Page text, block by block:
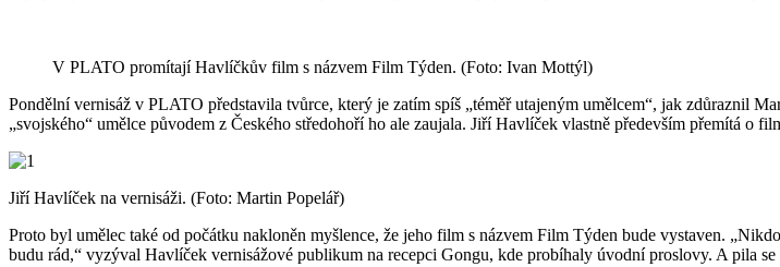
V PLATO promítají Havlíčkův film s názvem Film Týden. (Foto: Ivan Mottýl)
Pondělní vernisáž v PLATO představila tvůrce, který je zatím spíš „téměř utajeným umělcem“, jak zdůraznil
„svojského“ umělce původem z Českého středohoří ho ale zaujala. Jiří Havlíček vlastně především přemítá o
Jiří Havlíček na vernisáži. (Foto: Martin Popelář)
Proto byl umělec také od počátku nakloněn myšlence, že jeho film s názvem Film Týden bude vystaven.
budu rád,“ vyzýval Havlíček vernisážové publikum na recepci Gongu, kde probíhaly úvodní proslovy. A pila se